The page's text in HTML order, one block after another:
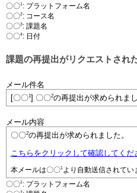
〇〇1 : プラットフォーム名
〇〇2: コース名
〇〇3: 課題名
〇〇4: 日付
課題の再提出がリクエストされ
メール件名
[〇〇1] 〇〇2の再提出が求められま
メール内容
〇〇2の再提出が求められました。
こちらをクリックして確認してくだ
本メールは〇〇1より自動送信されてい
〇〇1 : プラットフォーム名
2